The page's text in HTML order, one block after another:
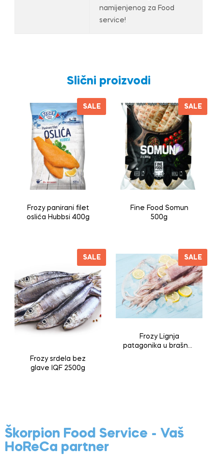
namijenjenog za Food
service!
Slični proizvodi
SALE
Frozy panirani filet
oslića Hubbsi 400g
SALE
Fine Food Somun
500g
SALE
Frozy srdela bez
glave IQF 2500g
SALE
Frozy Lignja
patagonika u brašnu ,
Škorpion Food Service - Vaš
HoReCa partner